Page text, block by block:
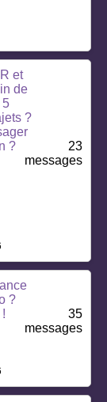
et
de
5
?
?
23
messages
?
35
messages